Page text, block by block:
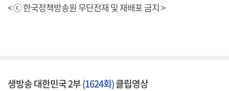
< ⓒ 한국정책방송원 무단전재 및 재배포 금지 >
생방송 대한민국 2부(1624회)클립영상